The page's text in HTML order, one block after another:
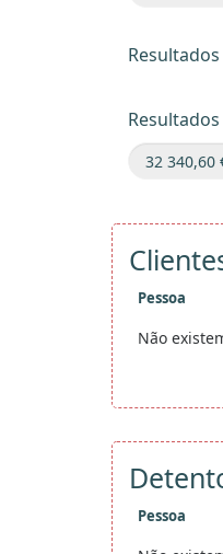
Pessoa
Não
Pessoa